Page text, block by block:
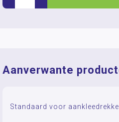
Aanverwante
Standaard voor